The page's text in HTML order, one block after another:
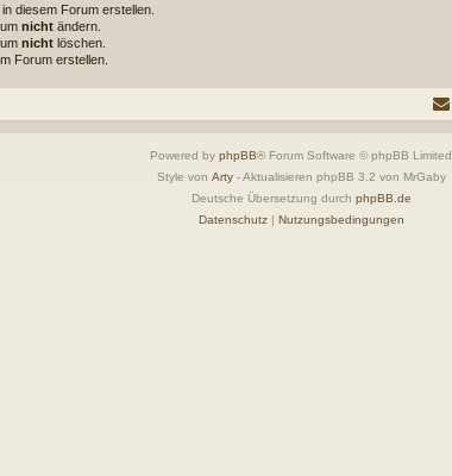
diesem Forum erstellen.
nicht ändern.
nicht löschen.
Forum erstellen.
Powered by phpBB® Forum Software © phpBB Limited
Style von Arty- Aktualisieren phpBB 3.2 von MrGaby
Deutsche Übersetzung durch phpBB.de
Datenschutz| Nutzungsbedingungen